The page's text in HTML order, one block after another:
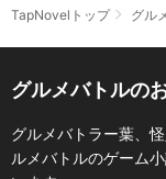
TapNovelトップ グル
グルメバトルの
グルメバトラー葉、
ルメバトルのゲーム